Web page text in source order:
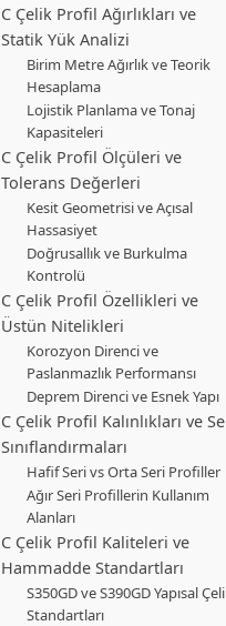
C Çelik Profil Ağırlıkları ve
Statik Yük Analizi
Birim Metre Ağırlık ve Teorik
Hesaplama
Lojistik Planlama ve Tonaj
Kapasiteleri
C Çelik Profil Ölçüleri ve
Tolerans Değerleri
Kesit Geometrisi ve Açısal
Hassasiyet
Doğrusallık ve Burkulma
Kontrolü
C Çelik Profil Özellikleri ve
Üstün Nitelikleri
Korozyon Direnci ve
Paslanmazlık Performansı
Deprem Direnci ve Esnek Yapı
C Çelik Profil Kalınlıkları ve
Sınıflandırmaları
Hafif Seri vs Orta Seri Profiller
Ağır Seri Profillerin Kullanım
Alanları
C Çelik Profil Kaliteleri ve
Hammadde Standartları
S350GD ve S390GD Yapısal
Standartları